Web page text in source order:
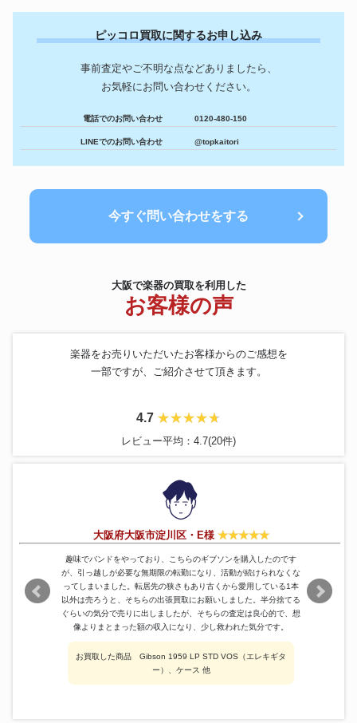
ピッコロ買取に関するお申し込み
事前査定やご不明な点などありましたら、
お気軽にお問い合わせください。
電話でのお問い合わせ 0120-480-150
LINEでのお問い合わせ @topkaitori
今すぐ問い合わせをする
大阪で楽器の買取を利用した
お客様の声
楽器をお売りいただいたお客様からのご感想を
一部ですが、ご紹介させて頂きます。
4.7
レビュー平均：4.7(20件)
大阪府大阪市淀川区・E様
趣味でバンドをやっており、こちらのギブソンを購入したのです
が、引っ越しが必要な無期限の転勤になり、活動が続けられなくな
ってしまいました。転居先の狭さもあり古くから愛用している1本
以外は売ろうと、そちらの出張買取にお願いしました。半分捨てる
ぐらいの気分で売りに出しましたが、そちらの査定は良心的で、想
像よりまとまった額の収入になり、少し救われた気分です。
お買取した商品 Gibson 1959 LP STD VOS（エレキギタ
ー）、ケース 他